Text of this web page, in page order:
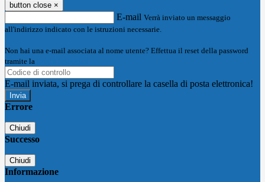
button close ×
E-mail Verrà inviato un messaggio
all'indirizzo indicato con le istruzioni necessarie.
Non hai una e-mail associata al nome utente? Effettua il reset della password
tramite la
E-mail inviata, si prega di controllare la casella di posta elettronica!
Errore
Chiudi
Successo
Chiudi
Informazione